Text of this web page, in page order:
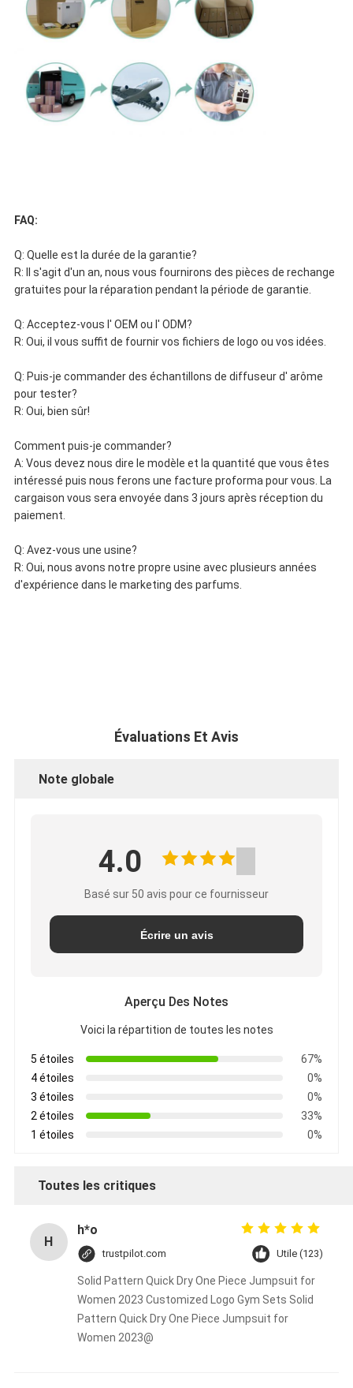
FAQ:
Q: Quelle est la durée de la garantie?
R: Il s'agit d'un an, nous vous fournirons des pièces de rechange
gratuites pour la réparation pendant la période de garantie.
Q: Acceptez-vous l' OEM ou l' ODM?
R: Oui, il vous suffit de fournir vos fichiers de logo ou vos idées.
Q: Puis-je commander des échantillons de diffuseur d' arôme
pour tester?
R: Oui, bien sûr!
Comment puis-je commander?
A: Vous devez nous dire le modèle et la quantité que vous êtes
intéressé puis nous ferons une facture proforma pour vous. La
cargaison vous sera envoyée dans 3 jours après réception du
paiement.
Q: Avez-vous une usine?
R: Oui, nous avons notre propre usine avec plusieurs années
d'expérience dans le marketing des parfums.
Évaluations Et Avis
Note globale
4.0
Basé sur 50 avis pour ce fournisseur
Écrire un avis
Aperçu Des Notes
Voici la répartition de toutes les notes
5 étoiles
67%
4 étoiles
0%
3 étoiles
0%
2 étoiles
33%
1 étoiles
0%
Toutes les critiques
H
h*o
trustpilot.com Utile (123)
Solid Pattern Quick Dry One Piece Jumpsuit for
Women 2023 Customized Logo Gym Sets Solid
Pattern Quick Dry One Piece Jumpsuit for
Women 2023@